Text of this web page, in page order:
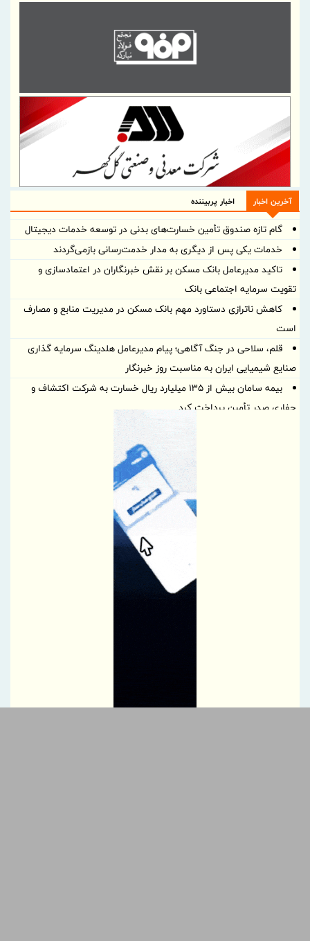
آخرین اخبار اخبار پربیننده
گام تازه صندوق تأمین خسارت‌های بدنی در توسعه خدمات دیجیتال
خدمات یکی پس از دیگری به مدار خدمت‌رسانی بازمی‌گردند
تاکید مدیرعامل بانک مسکن بر نقش خبرنگاران در اعتمادسازی و
تقویت سرمایه اجتماعی بانک
کاهش ناترازی دستاورد مهم بانک مسکن در مدیریت منابع و مصارف
است
قلم، سلاحی در جنگ آگاهی؛ پیام مدیرعامل هلدینگ سرمایه گذاری
صنایع شیمیایی ایران به مناسبت روز خبرنگار
بیمه سامان بیش از ۱۳۵ میلیارد ریال خسارت به شرکت اکتشاف و
حفاری صدر تأمین پرداخت کرد
پیام دکتر کمیل پورضیائی، مدیرعامل شرکت پتروشیمی خارک به
پیام روابط عمومی ذوب‌آهن اصفهان به مناسبت روز خبرنگار
سه بویلر نیروگاه در دو ماه به مدار بازگشتند
اطلاع رسانی حرفه‌ای، شفاف و متعهدانه، رکن توسعه همه جانبه
قلم، حافظ حقیقت؛ خبرنگار، روایتگر آگاهی
پیام تبریک مدیرعامل بانک رفاه کارگران به مناسبت روز خبرنگار
گرامیداشت تلاش راویان حقیقت، در روزهای دشوار ایران
پیام معاون وزیر و رئیس سازمان زمین‌شناسی و اکتشافات معدنی